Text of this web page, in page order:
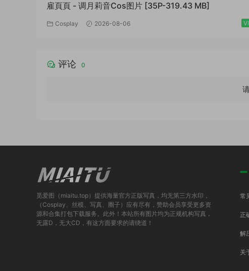
雇頁頁 - 调月莉音Cos图片 [35P-319.43 MB]
Cosplay 2026-08-06
评论 0
觅爱图（miaitu.top）提供海量官方正版写真，均无第三方水印，
（Cosplay、丝模、写真、圈子）应有尽有，赞助会员享受更多资
源和合集打包下载服务。此外！本站所有图片均为正规机构写真，
无露D，无大CD，有这方面要求的请绕道！
常
正
解
关